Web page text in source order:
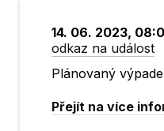
14. 06. 2023,
odkaz na událost
Plánovaný
Přejít na více